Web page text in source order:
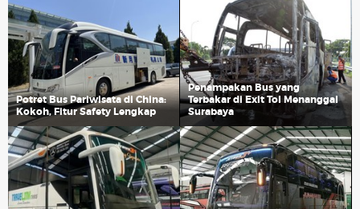
Potret Bus Pariwisata di China:
Kokoh, Fitur Safety Lengkap
Penampakan Bus yang
Terbakar di Exit Tol Menanggal
Surabaya